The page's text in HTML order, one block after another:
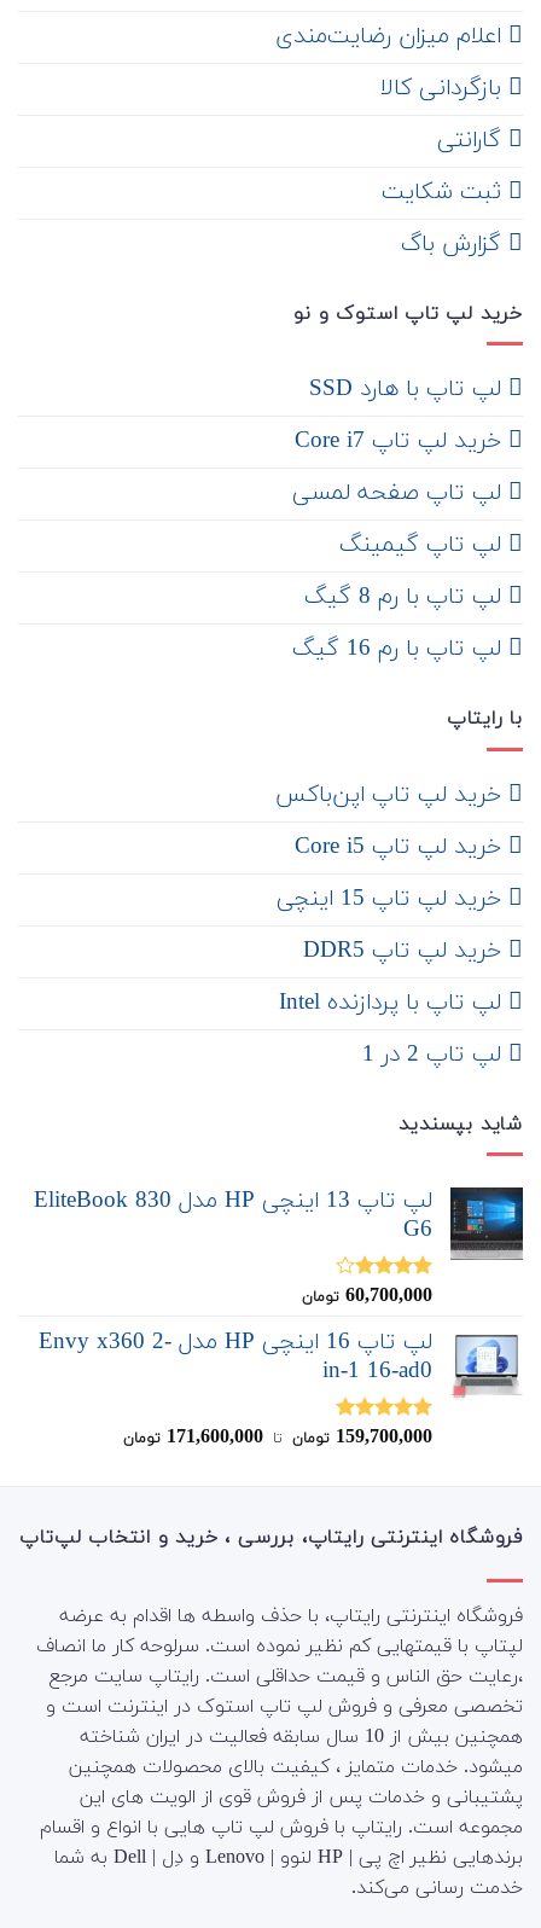
اعلام میزان رضایت‌مندی
‌ بازگردانی کالا
گارانتی
ثبت شکایت
‌ گزارش باگ
خرید لپ تاپ استوک و نو
لپ تاپ با هارد SSD
خرید لپ تاپ Core i7
لپ تاپ صفحه لمسی
لپ تاپ گیمینگ
لپ تاپ با رم 8 گیگ
لپ تاپ با رم 16 گیگ
با رایتاپ
‌ خرید لپ تاپ اپن‌باکس
خرید لپ تاپ Core i5
‌‌ خرید لپ تاپ 15 اینچی
خرید لپ تاپ DDR5
لپ تاپ با پردازنده Intel
لپ تاپ 2 در 1
شاید بپسندید
لپ تاپ 13 اینچی HP مدل EliteBook 830
G6
نمره
60,700,000 تومان
لپ تاپ 16 اینچی HP مدل Envy x360 2-
in-1 16-ad0
نمره5.00
159,700,000 تومان ‌ تا ‌ 171,600,000 تومان
فروشگاه اینترنتی رایتاپ، بررسی ، خرید و انتخاب لپ‌تاپ
فروشگاه اینترنتی رایتاپ، با حذف واسطه ها اقدام به عرضه
لپتاپ با قیمتهایی کم نظیر نموده است. سرلوحه کار ما انصاف
،رعایت حق الناس و قیمت حداقلی است. رایتاپ سایت مرجع
تخصصی معرفی و فروش لپ تاپ استوک در اینترنت است و
همچنین بیش از 10 سال سابقه فعالیت در ایران شناخته
میشود. خدمات متمایز ، کیفیت بالای محصولات همچنین
پشتیبانی و خدمات پس از فروش قوی از الویت های این
مجموعه است. رایتاپ با فروش لپ تاپ هایی با انواع و اقسام
برندهایی نظیر اچ پی | HP لنوو | Lenovo و دِل | Dell به شما
خدمت رسانی می‌کند.